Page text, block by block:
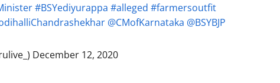
#BSYediyurappa #alleged #farmersoutfit
@CMofKarnataka @BSYBJP
December 12, 2020